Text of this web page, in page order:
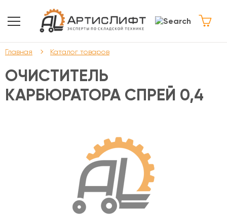
Главная Каталог товаров
ОЧИСТИТЕЛЬ
КАРБЮРАТОРА СПРЕЙ 0,4